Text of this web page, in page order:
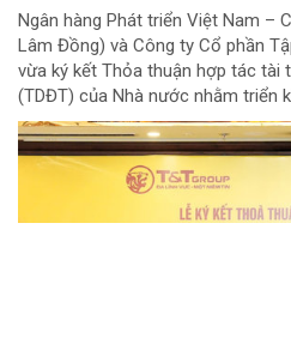
Ngân hàng Phát triển Việt Nam –
Lâm Đồng) và Công ty Cổ phần
vừa ký kết Thỏa thuận hợp tác tài
(TDĐT) của Nhà nước nhằm triển